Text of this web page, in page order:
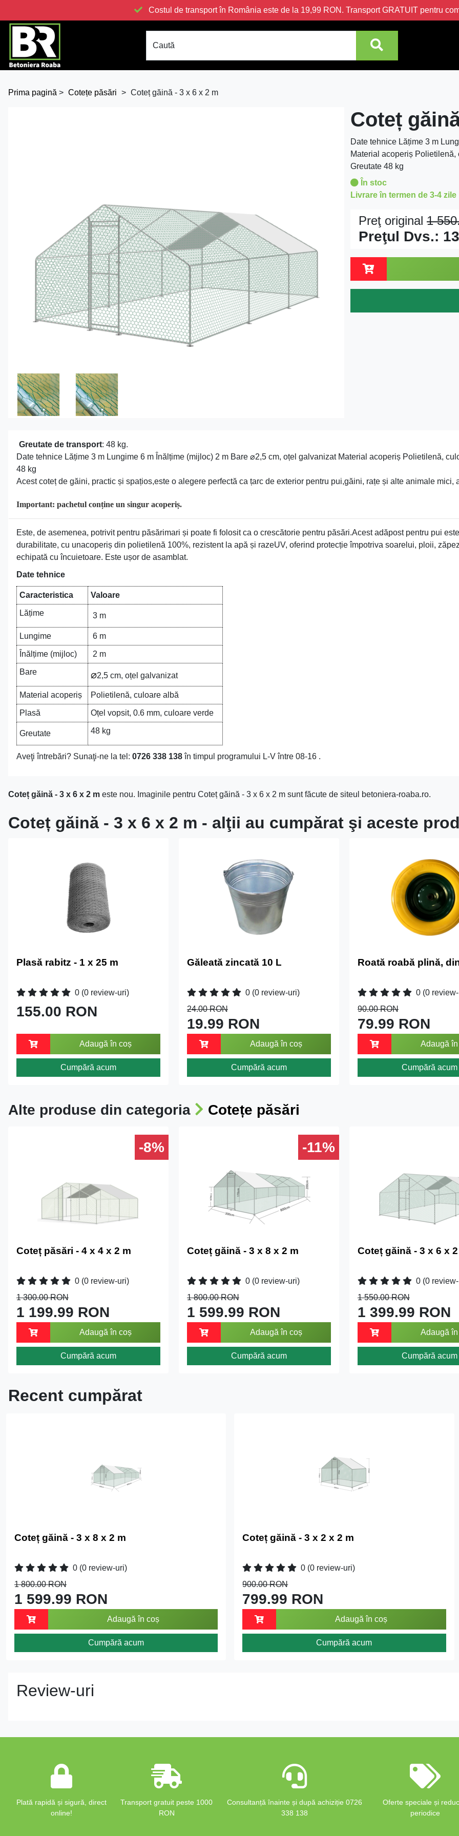
Costul de transport în România este de la 19,99 RON. Transport GRATUIT pentru
Caută
Prima pagină > Cotețe păsări > Coteț găină - 3 x 6 x 2 m
Coteț
Date tehnice Lățime 3 m
Material acoperiș
Greutate 48 kg
În stoc
Livrare în termen de 3-4
Preţ original 1
Preţul Dvs.:
Greutate de transport: 48 kg.
Date tehnice Lățime 3 m Lungime 6 m Înălțime (mijloc) 2 m Bare ⌀2,5 cm, oțel galvanizat Material acoperiș Polietilenă,
48 kg
Acest coteț de găini, practic și spațios,este o alegere perfectă ca țarc de exterior pentru pui,găini, rațe și alte animale mici,
Important: pachetul conține un singur acoperiș.
Este, de asemenea, potrivit pentru păsărimari și poate fi folosit ca o crescătorie pentru păsări.Acest adăpost pentru pui
durabilitate, cu unacoperiș din polietilenă 100%, rezistent la apă și razeUV, oferind protecție împotriva soarelui, ploii,
echipată cu încuietoare. Este ușor de asamblat.
Date tehnice
Caracteristica Valoare
Lățime 3 m
Lungime 6 m
Înălțime (mijloc) 2 m
Bare ⌀2,5 cm, oțel galvanizat
Material acoperiș Polietilenă, culoare albă
Plasă Oțel vopsit, 0.6 mm, culoare verde
Greutate 48 kg
Aveţi întrebări? Sunaţi-ne la tel: 0726 338 138în timpul programului L-V între 08-16 .
Coteț găină - 3 x 6 x 2 m este nou. Imaginile pentru Coteț găină - 3 x 6 x 2 m sunt făcute de siteul betoniera-roaba.ro.
Coteț găină - 3 x 6 x 2 m - alţii au cumpărat şi aceste
Plasă rabitz - 1 x 25 m
0 (0 review-uri)
155.00 RON
Adaugă în coș
Cumpără acum
Găleată zincată 10 L
0 (0 review-uri)
24.00 RON
19.99 RON
Adaugă în coș
Cumpără acum
Roată roabă plină,
0 (0
90.00 RON
79.99 RON
Adaugă
Cumpără acum
Alte produse din categoria Cotețe păsări
-8%
Coteț păsări - 4 x 4 x 2 m
0 (0 review-uri)
1 300.00 RON
1 199.99 RON
Adaugă în coș
Cumpără acum
-11%
Coteț găină - 3 x 8 x 2 m
0 (0 review-uri)
1 800.00 RON
1 599.99 RON
Adaugă în coș
Cumpără acum
Coteț găină - 3 x 6 x
0 (0
1 550.00 RON
1 399.99 RON
Adaugă
Cumpără acum
Recent cumpărat
Coteț găină - 3 x 8 x 2 m
0 (0 review-uri)
1 800.00 RON
1 599.99 RON
Adaugă în coș
Cumpără acum
Coteț găină - 3 x 2 x 2 m
0 (0 review-uri)
900.00 RON
799.99 RON
Adaugă în coș
Cumpără acum
Review-uri
Plată rapidă și sigură, direct
online!
Transport gratuit peste 1000
RON
Consultanță înainte și după achiziție 0726
338 138
Oferte speciale și
periodice